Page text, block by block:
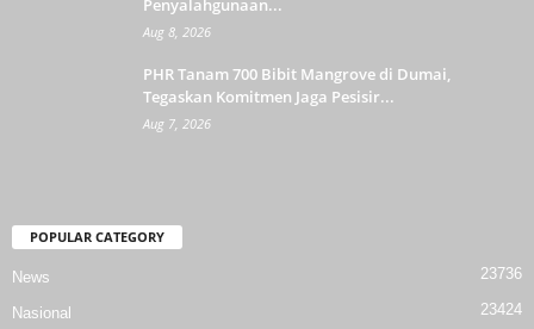
Penyalahgunaan...
Aug 8, 2026
PHR Tanam 700 Bibit Mangrove di Dumai,
Tegaskan Komitmen Jaga Pesisir...
Aug 7, 2026
POPULAR CATEGORY
News 23736
Nasional 23424